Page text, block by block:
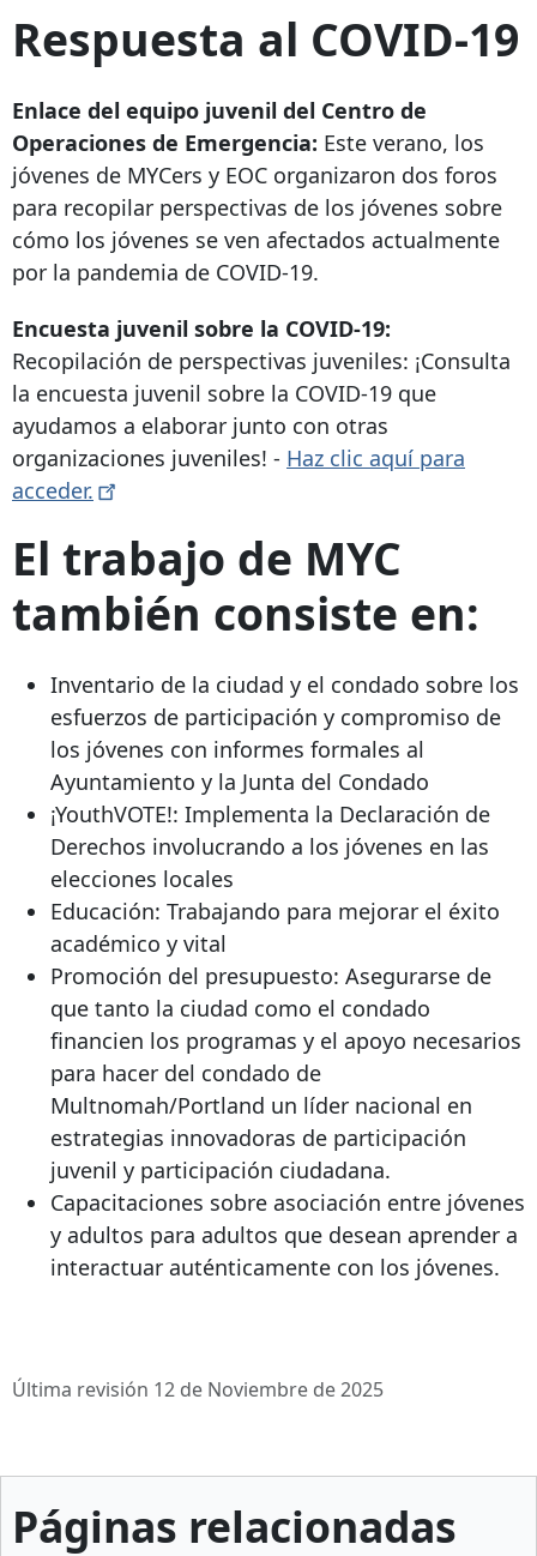
Respuesta al COVID-19
Enlace del equipo juvenil del Centro de
Operaciones de Emergencia: Este verano, los
jóvenes de MYCers y EOC organizaron dos foros
para recopilar perspectivas de los jóvenes sobre
cómo los jóvenes se ven afectados actualmente
por la pandemia de COVID-19.
Encuesta juvenil sobre la COVID-19:
Recopilación de perspectivas juveniles: ¡Consulta
la encuesta juvenil sobre la COVID-19 que
ayudamos a elaborar junto con otras
organizaciones juveniles! - Haz clic aquí para
acceder.
El trabajo de MYC
también consiste en:
Inventario de la ciudad y el condado sobre los
esfuerzos de participación y compromiso de
los jóvenes con informes formales al
Ayuntamiento y la Junta del Condado
¡YouthVOTE!: Implementa la Declaración de
Derechos involucrando a los jóvenes en las
elecciones locales
Educación: Trabajando para mejorar el éxito
académico y vital
Promoción del presupuesto: Asegurarse de
que tanto la ciudad como el condado
financien los programas y el apoyo necesarios
para hacer del condado de
Multnomah/Portland un líder nacional en
estrategias innovadoras de participación
juvenil y participación ciudadana.
Capacitaciones sobre asociación entre jóvenes
y adultos para adultos que desean aprender a
interactuar auténticamente con los jóvenes.
Última revisión 12 de Noviembre de 2025
Páginas relacionadas